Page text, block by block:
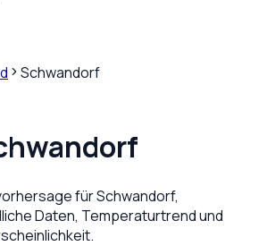
Schwandorf
fürSchwandorf,
Daten, Temperaturtrend und